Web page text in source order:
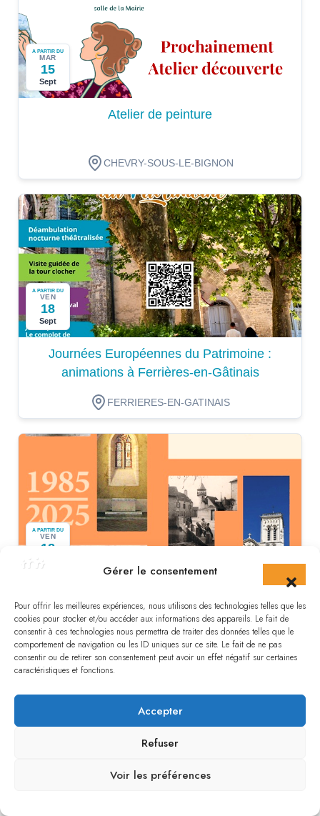
Gérer le consentement
Pour offrir les meilleures expériences, nous utilisons des technologies telles que les
cookies pour stocker et/ou accéder aux informations des appareils. Le fait de
consentir à ces technologies nous permettra de traiter des données telles que le
comportement de navigation ou les ID uniques sur ce site. Le fait de ne pas
consentir ou de retirer son consentement peut avoir un effet négatif sur certaines
caractéristiques et fonctions.
Accepter
Refuser
Voir les préférences
A PARTIR DU
MAR
15
Sept
Atelier de peinture
CHEVRY-SOUS-LE-BIGNON
A PARTIR DU
VEN
18
Sept
Journées Européennes du Patrimoine :
animations à Ferrières-en-Gâtinais
FERRIERES-EN-GATINAIS
A PARTIR DU
VEN
18
Sept
FERRIERES-EN-GATINAIS